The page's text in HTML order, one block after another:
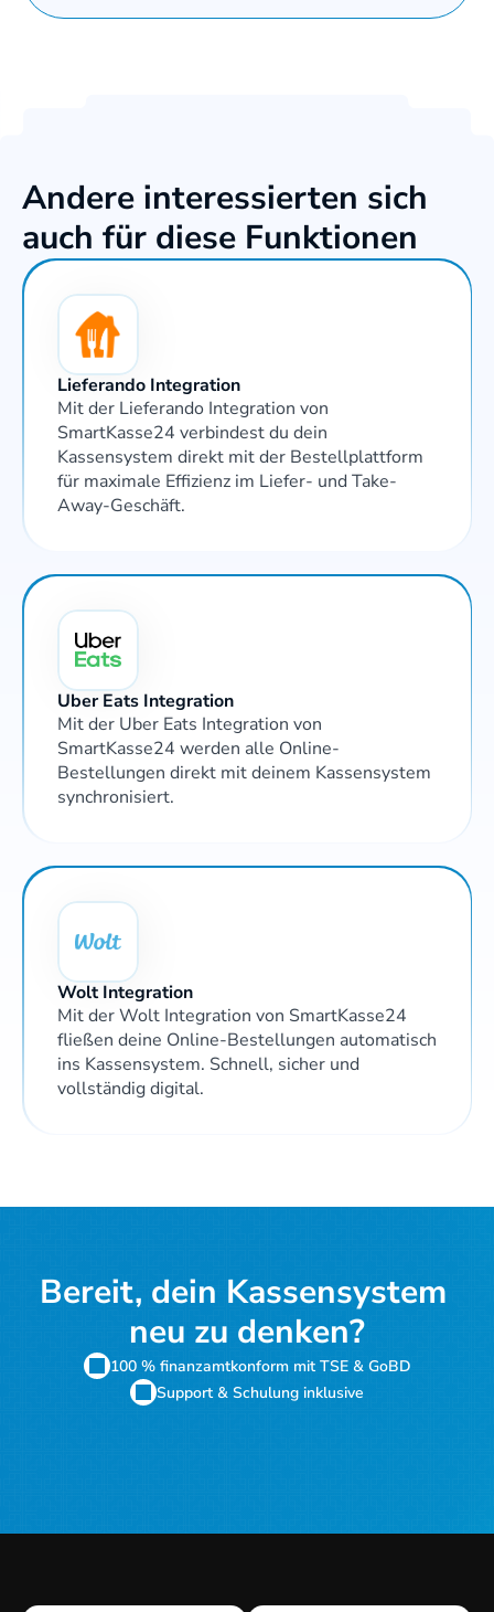
Andere interessierten sich
auch für diese Funktionen
Lieferando Integration
Mit der Lieferando Integration von
SmartKasse24 verbindest du dein
Kassensystem direkt mit der Bestellplattform
für maximale Effizienz im Liefer- und Take-
Away-Geschäft.
Uber Eats Integration
Mit der Uber Eats Integration von
SmartKasse24 werden alle Online-
Bestellungen direkt mit deinem Kassensystem
synchronisiert.
Wolt Integration
Mit der Wolt Integration von SmartKasse24
fließen deine Online-Bestellungen automatisch
ins Kassensystem. Schnell, sicher und
vollständig digital.
Bereit, dein Kassensystem
neu zu denken?
100 % finanzamtkonform mit TSE & GoBD
Support & Schulung inklusive